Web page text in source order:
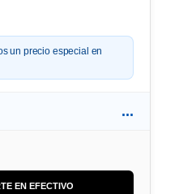
un precio especial en
...
EN EFECTIVO